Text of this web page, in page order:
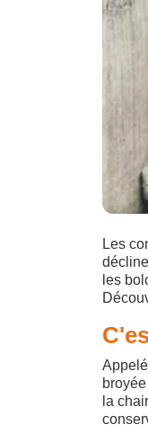
Les
les
la